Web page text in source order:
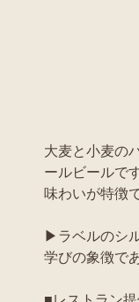
大麦と小麦の
ールビールで
味わいが特徴
▶ラベルのシ
学びの象徴で